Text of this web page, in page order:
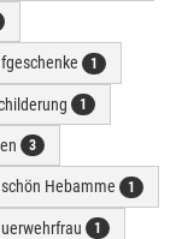
1
1
3
Hebamme 1
1